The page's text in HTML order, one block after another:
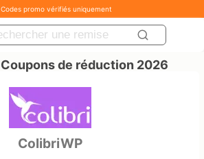
Codes promo vérifiés uniquement
Coupons de réduction 2026
ColibriWP